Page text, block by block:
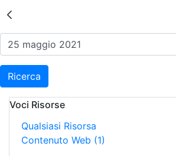
Risultati della
Ricerca
Voci Risorse
Qualsiasi Risorsa
Contenuto Web (1)